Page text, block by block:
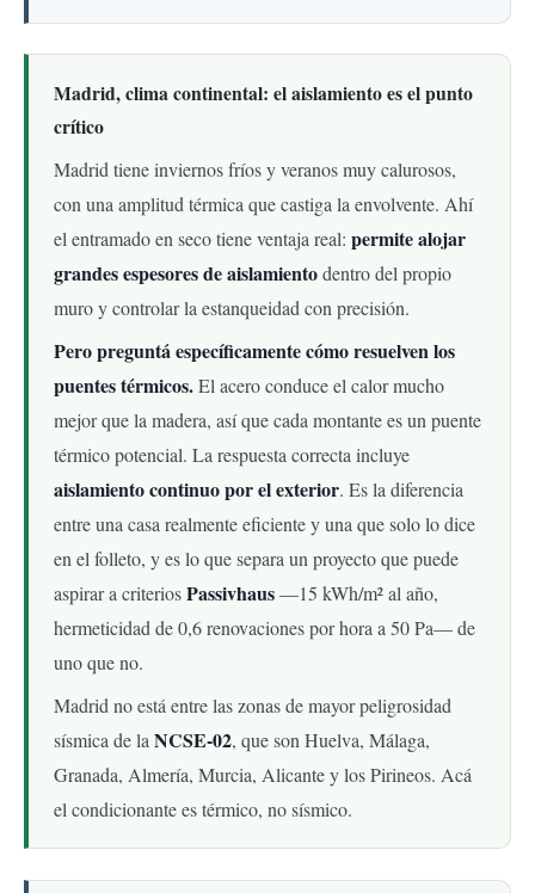
Madrid, clima continental: el aislamiento es el punto
crítico
Madrid tiene inviernos fríos y veranos muy calurosos,
con una amplitud térmica que castiga la envolvente. Ahí
el entramado en seco tiene ventaja real: permite alojar
grandes espesores de aislamientodentro del propio
muro y controlar la estanqueidad con precisión.
Pero preguntá específicamente cómo resuelven los
puentes térmicos.El acero conduce el calor mucho
mejor que la madera, así que cada montante es un puente
térmico potencial. La respuesta correcta incluye
aislamiento continuo por el exterior. Es la diferencia
entre una casa realmente eficiente y una que solo lo dice
en el folleto, y es lo que separa un proyecto que puede
aspirar a criteriosPassivhaus—15 kWh/m² al año,
hermeticidad de 0,6 renovaciones por hora a 50 Pa— de
uno que no.
Madrid no está entre las zonas de mayor peligrosidad
sísmica de laNCSE-02, que son Huelva, Málaga,
Granada, Almería, Murcia, Alicante y los Pirineos. Acá
el condicionante es térmico, no sísmico.